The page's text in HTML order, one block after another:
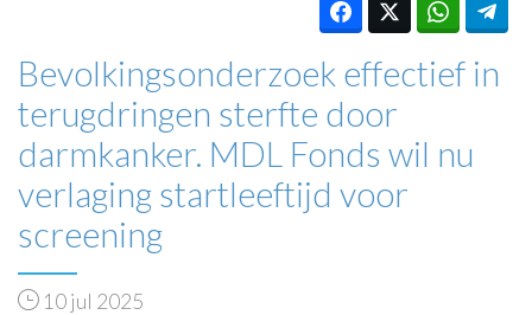
Bevolkingsonderzoek effectief in
terugdringen sterfte door
darmkanker. MDL Fonds wil nu
verlaging startleeftijd voor
screening
10 jul 2025